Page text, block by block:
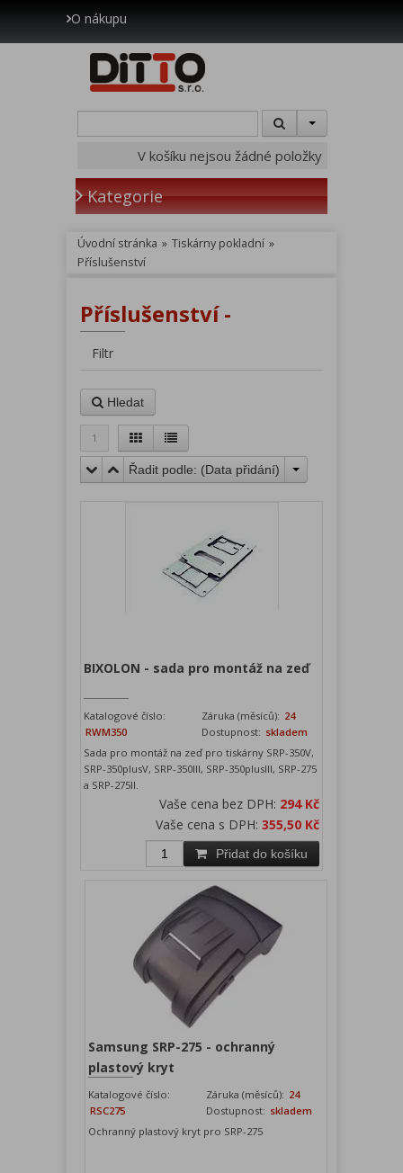
O nákupu
V košíku nejsou žádné položky
Kategorie
Úvodní stránka » Tiskárny pokladní »
Příslušenství
Příslušenství -
Filtr
Hledat
1
Řadit podle: (Data přidání)
BIXOLON - sada pro montáž na zeď
Katalogové číslo:
RWM350
Záruka (měsíců): 24
Dostupnost: skladem
Sada pro montáž na zeď pro tiskárny SRP-350V,
SRP-350plusV, SRP-350III, SRP-350plusIII, SRP-275
a SRP-275II.
Vaše cena bez DPH: 294 Kč
Vaše cena s DPH: 355,50 Kč
Přidat do košíku
Samsung SRP-275 - ochranný
plastový kryt
Katalogové číslo:
RSC275
Záruka (měsíců): 24
Dostupnost: skladem
Ochranný plastový kryt pro SRP-275